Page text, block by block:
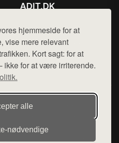
hjemmeside for at
vise mere relevant
Kort sagt: for at
ikke for at være irriterende.
alle
ADIT.DK
Mail: hej@want.dk
Cookie- og privatlivspolitik
der udgiver en række
af forskellige produkter fra
ikke varer fra denne side - vi
varen. Vi har heller ikke